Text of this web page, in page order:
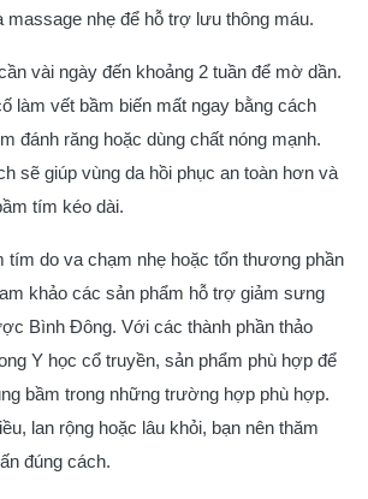
nhẹ để hỗ trợ lưu thông máu.
vài ngày đến khoảng 2 tuần để mờ dần.
làm vết bầm biến mất ngay bằng cách
đánh răng hoặc dùng chất nóng mạnh.
sẽ giúp vùng da hồi phục an toàn hơn và
tím kéo dài.
tím do va chạm nhẹ hoặc tổn thương phần
khảo các sản phẩm hỗ trợ giảm sưng
Bình Đông. Với các thành phần thảo
Y học cổ truyền, sản phẩm phù hợp để
bầm trong những trường hợp phù hợp.
lan rộng hoặc lâu khỏi, bạn nên thăm
đúng cách.